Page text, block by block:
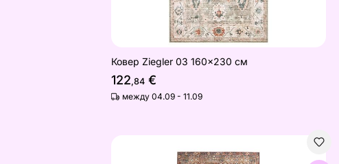
Ковер Ziegler 03 160x230 см
122,84 €
между 04.09 - 11.09
Ковер Tom Tailor Funky Outdoor Orient,